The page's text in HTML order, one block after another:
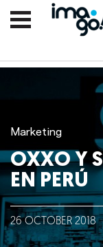
Nosotros
Marketing
OXXO Y
EN PERÚ
26 OCTOBER 2018